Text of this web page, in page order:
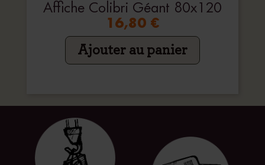
Affiche Colibri Géant 80x120
16,80 €
Ajouter au panier